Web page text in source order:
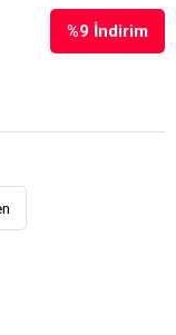
%9 İndirim